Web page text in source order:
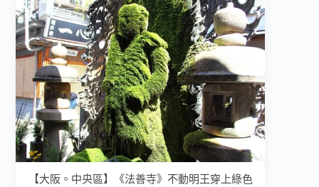
【大阪。中央區】《法善寺》不動明王穿上綠色